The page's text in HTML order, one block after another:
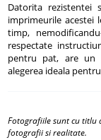
Datorita rezistentei
imprimeurile acestei
timp,
respectate
pentru pat, are un
alegerea ideala
Fotografiile sunt cu titlu
fotografii si realitate.